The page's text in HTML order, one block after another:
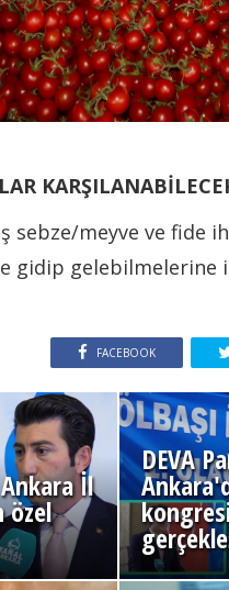
sebze/meyve ve fide
gidip gelebilmelerine
FACEBOOK
İl
özel
DEVA